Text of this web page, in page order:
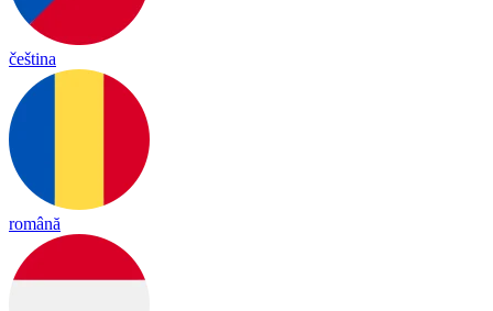
čeština
română